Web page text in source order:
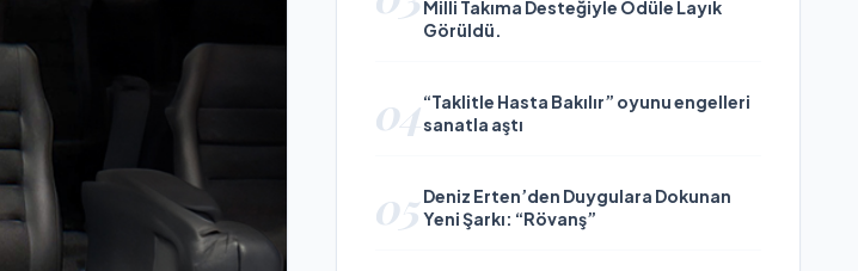
Milli Takıma Desteğiyle Ödüle Layık
Görüldü.
04“Taklitle Hasta Bakılır” oyunu engelleri
sanatla aştı
05 Deniz Erten’den Duygulara Dokunan
Yeni Şarkı: “Rövanş”